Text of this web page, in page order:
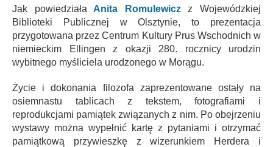
Jak powiedziała Anita Romulewicz
z Wojewódzkiej
Biblioteki Publicznej w Olsztynie, to prezentacja
przygotowana przez Centrum Kultury Prus Wschodnich w
niemieckim Ellingen z okazji 280. rocznicy urodzin
wybitnego myśliciela urodzonego w Morągu.
Życie i dokonania filozofa zaprezentowane ostały na
osiemnastu tablicach z tekstem, fotografiami i
reprodukcjami pamiątek związanych z nim. Po obejrzeniu
wystawy można wypełnić kartę z pytaniami i otrzymać
pamiątkową przywieszkę z wizerunkiem Herdera i